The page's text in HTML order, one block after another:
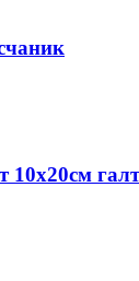
10х20см